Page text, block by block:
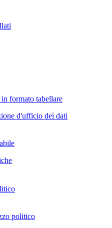
formato tabellare
d'ufficio dei dati
politico